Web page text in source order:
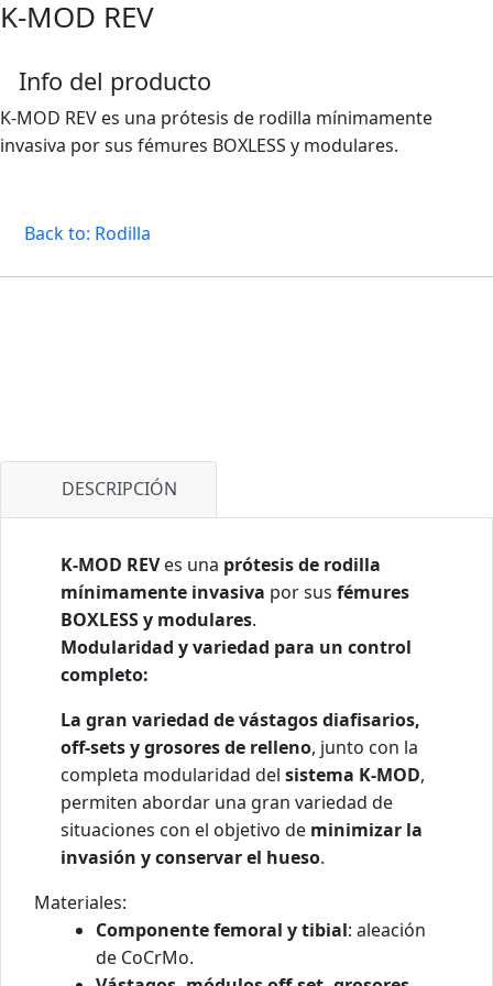
K-MOD REV
Info del producto
K-MOD REV es una prótesis de rodilla mínimamente
invasiva por sus fémures BOXLESS y modulares.
Back to: Rodilla
DESCRIPCIÓN
K-MOD REV es una prótesis de rodilla
mínimamente invasiva por sus fémures
BOXLESS y modulares.
Modularidad y variedad para un control
completo:
La gran variedad de vástagos diafisarios,
off-sets y grosores de relleno, junto con la
completa modularidad del sistema K-MOD,
permiten abordar una gran variedad de
situaciones con el objetivo de minimizar la
invasión y conservar el hueso.
Materiales:
Componente femoral y tibial: aleación
de CoCrMo.